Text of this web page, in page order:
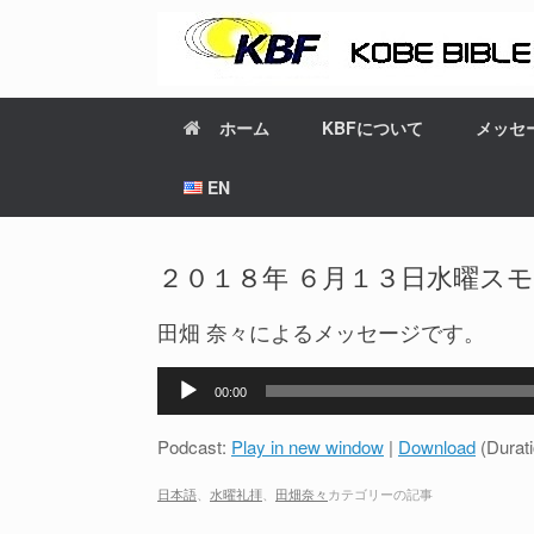
ホーム KBFについて メッセ
EN
２０１８年 ６月１３日水曜ス
田畑 奈々によるメッセージです。
プ
ー
00:00
Podcast: Play in new window | Download
日本語 水曜礼拝 田畑奈々カテゴリーの記事